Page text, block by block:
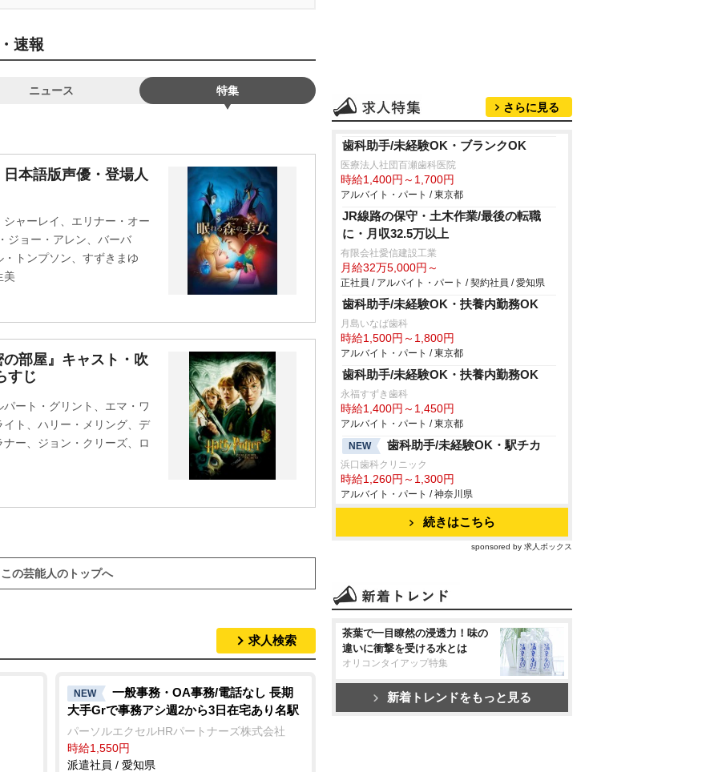
速報
ニュース 特集
本語版声優・登場人
ャーレイ、エリナー・オー
ジョー・アレン、バーバ
トンプソン、すずきまゆ
美
部屋』キャスト・吹
すじ
ート・グリント、エマ・ワ
ト、ハリー・メリング、デ
ー、ジョン・クリーズ、ロ
この芸能人のトップへ
求人検索
NEW
一般事務・OA事務/電話なし 長期
大手Grで事務アシ週2から3日在宅あり名駅
パーソルエクセルHRパートナーズ株式会社
時給1,550円
派遣社員 / 愛知県
さらに見る
歯科助手/未経験OK・ブランクOK
医療法人社団百瀬歯科医院
時給1,400円～1,700円
アルバイト・パート / 東京都
JR線路の保守・土木作業/最後の転職
に・月収32.5万以上
有限会社愛信建設工業
月給32万5,000円～
正社員 / アルバイト・パート / 契約社員 / 愛知県
歯科助手/未経験OK・扶養内勤務OK
月島いなば歯科
時給1,500円～1,800円
アルバイト・パート / 東京都
歯科助手/未経験OK・扶養内勤務OK
永福すずき歯科
時給1,400円～1,450円
アルバイト・パート / 東京都
NEW
歯科助手/未経験OK・駅チカ
浜口歯科クリニック
時給1,260円～1,300円
アルバイト・パート / 神奈川県
続きはこちら
sponsored by 求人ボックス
茶葉で一目瞭然の浸透力！味の
違いに衝撃を受ける水とは
オリコンタイアップ特集
新着トレンドをもっと見る